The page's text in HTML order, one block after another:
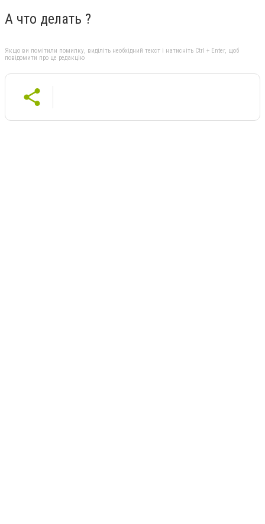
А что делать ?
Якщо ви помітили помилку, виділіть необхідний текст і натисніть Ctrl + Enter, щоб
повідомити про це редакцію